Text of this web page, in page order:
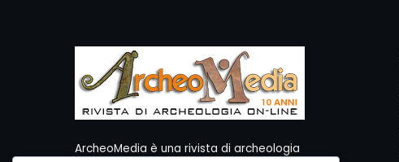
ArcheoMedia è una rivista di archeologia